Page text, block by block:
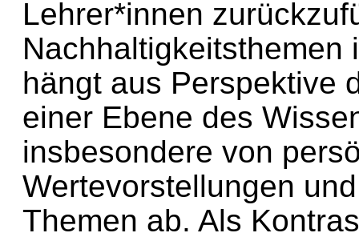
Lehrer*innen
Nachhaltigkeitsthemen
hängt aus Perspektive
einer Ebene des
insbesondere von
Wertevorstellungen
Themen ab. Als